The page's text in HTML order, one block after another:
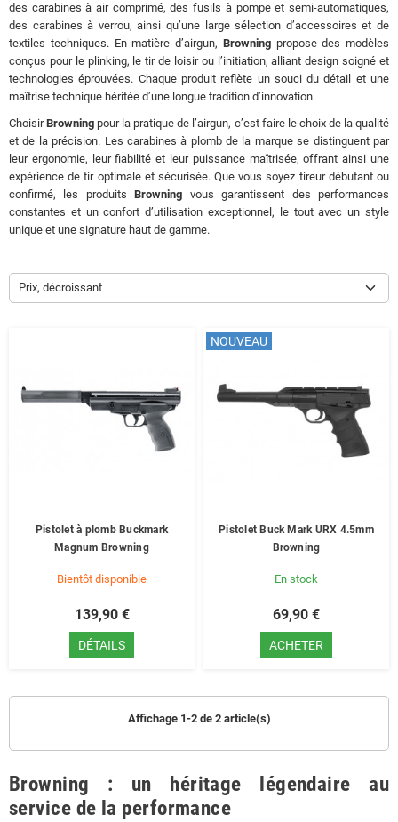
des carabines à air comprimé, des fusils à pompe et semi-automatiques,
des carabines à verrou, ainsi qu’une large sélection d’accessoires et de
textiles techniques. En matière d’airgun, Browningpropose des modèles
conçus pour le plinking, le tir de loisir ou l’initiation, alliant design soigné et
technologies éprouvées. Chaque produit reflète un souci du détail et une
maîtrise technique héritée d’une longue tradition d’innovation.
ChoisirBrowning pour la pratique de l’airgun, c’est faire le choix de la qualité
et de la précision. Les carabines à plomb de la marque se distinguent par
leur ergonomie, leur fiabilité et leur puissance maîtrisée, offrant ainsi une
expérience de tir optimale et sécurisée. Que vous soyez tireur débutant ou
confirmé, les produitsBrowning vous garantissent des performances
constantes et un confort d’utilisation exceptionnel, le tout avec un style
unique et une signature haut de gamme.
Prix, décroissant
Pistolet à plomb Buckmark
Magnum Browning
Bientôt disponible
139,90 €
DÉTAILS
NOUVEAU
Pistolet Buck Mark URX 4.5mm
Browning
En stock
69,90 €
ACHETER
Affichage 1-2 de 2 article(s)
Browning : un héritage légendaire au
service de la performance